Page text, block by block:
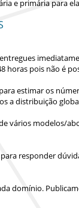
e primária para
horas pois não é
estimar os
a distribuição
vários modelos/
responder
domínio.